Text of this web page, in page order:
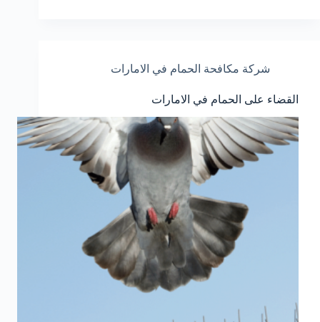
شركة مكافحة الحمام في الامارات
القضاء على الحمام في الامارات